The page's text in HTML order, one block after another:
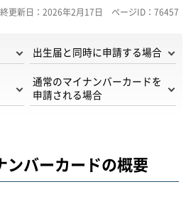
更新日：2026年2月17日 ページID：76457
出生届と同時に申請する場合
通常のマイナンバーカードを
申請される場合
ンバーカードの概要